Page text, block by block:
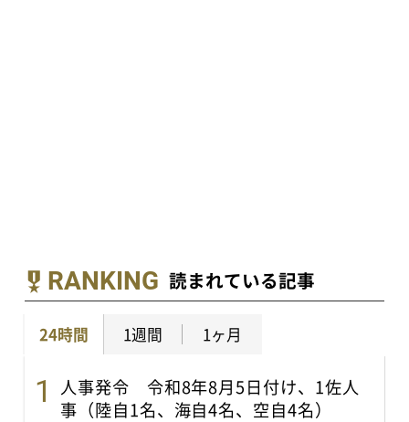
RANKING 読まれている記事
24時間 1週間 1ヶ月
人事発令 令和8年8月5日付け、1佐人
事（陸自1名、海自4名、空自4名）